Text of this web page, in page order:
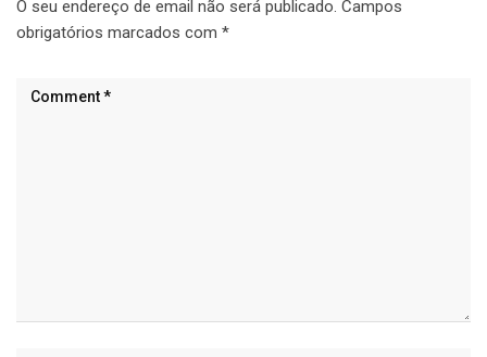
O seu endereço de email não será publicado. Campos
obrigatórios marcados com *